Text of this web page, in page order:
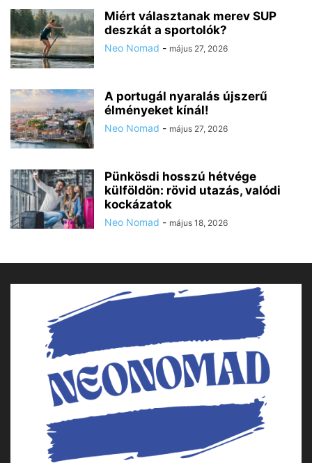
Miért választanak merev SUP
deszkát a sportolók?
Neo Nomad - május 27, 2026
A portugál nyaralás újszerű
élményeket kínál!
Neo Nomad - május 27, 2026
Pünkösdi hosszú hétvége
külföldön: rövid utazás, valódi
kockázatok
Neo Nomad - május 18, 2026